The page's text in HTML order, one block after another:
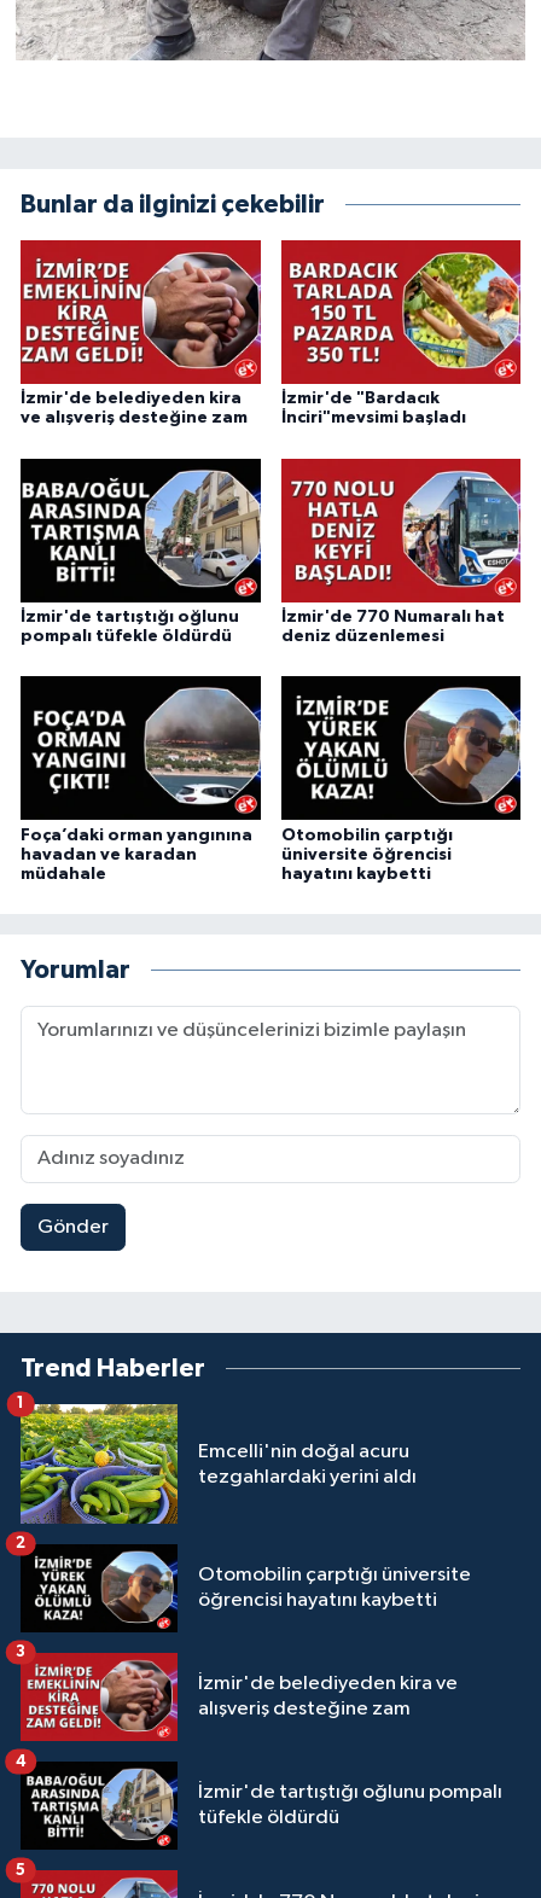
Bunlar da ilginizi çekebilir
İzmir'de belediyeden kira
ve alışveriş desteğine zam
İzmir'de "Bardacık
İnciri"mevsimi başladı
İzmir'de tartıştığı oğlunu
pompalı tüfekle öldürdü
İzmir'de 770 Numaralı hat
deniz düzenlemesi
Foça’daki orman yangınına
havadan ve karadan
müdahale
Otomobilin çarptığı
üniversite öğrencisi
hayatını kaybetti
Yorumlar
Gönder
Trend Haberler
Emcelli'nin doğal acuru
tezgahlardaki yerini aldı
Otomobilin çarptığı üniversite
öğrencisi hayatını kaybetti
2
İzmir'de belediyeden kira ve
alışveriş desteğine zam
3
İzmir'de tartıştığı oğlunu pompalı
tüfekle öldürdü
4
5